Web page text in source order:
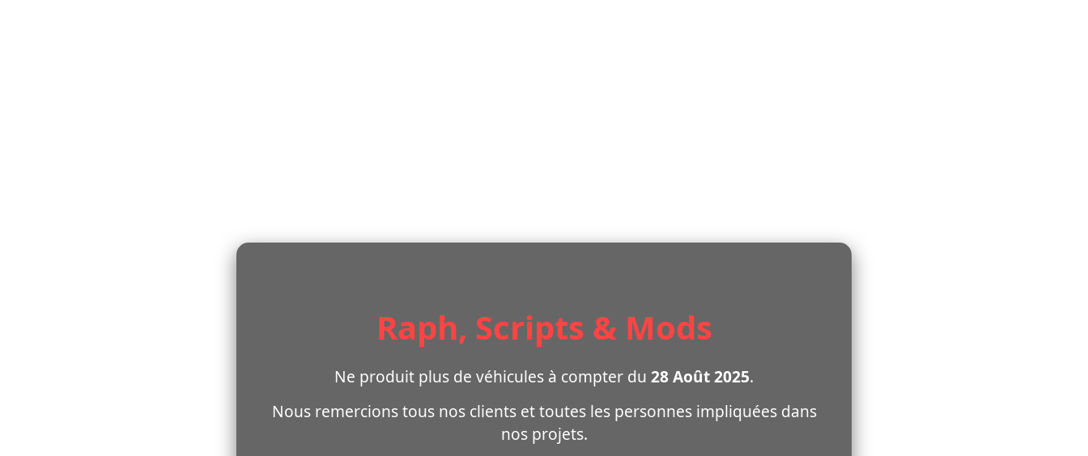
Raph, Scripts & Mods
Ne produit plus de véhicules à compter du 28 Août 2025.
Nous remercions tous nos clients et toutes les personnes impliquées dans
nos projets.